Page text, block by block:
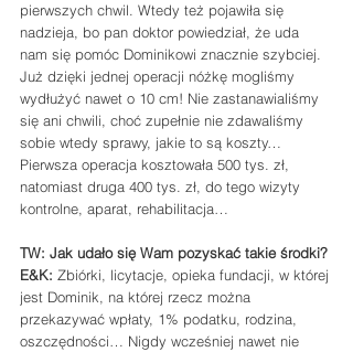
pierwszych chwil. Wtedy też pojawiła się
nadzieja, bo pan doktor powiedział, że uda
nam się pomóc Dominikowi znacznie szybciej.
Już dzięki jednej operacji nóżkę mogliśmy
wydłużyć nawet o 10 cm! Nie zastanawialiśmy
się ani chwili, choć zupełnie nie zdawaliśmy
sobie wtedy sprawy, jakie to są koszty…
Pierwsza operacja kosztowała 500 tys. zł,
natomiast druga 400 tys. zł, do tego wizyty
kontrolne, aparat, rehabilitacja…
TW: Jak udało się Wam pozyskać takie środki?
E&K: Zbiórki, licytacje, opieka fundacji, w której
jest Dominik, na której rzecz można
przekazywać wpłaty, 1% podatku, rodzina,
oszczędności… Nigdy wcześniej nawet nie